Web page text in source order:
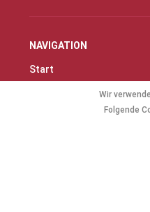
NAVIGATION
Start
Instrumente & Zubehör
Wir
Folgende